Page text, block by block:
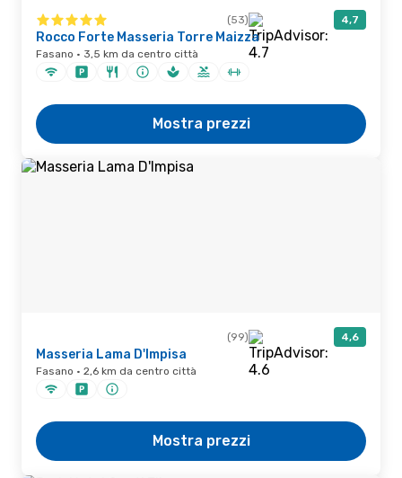
(53) 4,7
Rocco Forte Masseria Torre Maizza
Fasano · 3,5 km da centro città
Mostra prezzi
(99) 4,6
Masseria Lama D'Impisa
Fasano · 2,6 km da centro città
Mostra prezzi